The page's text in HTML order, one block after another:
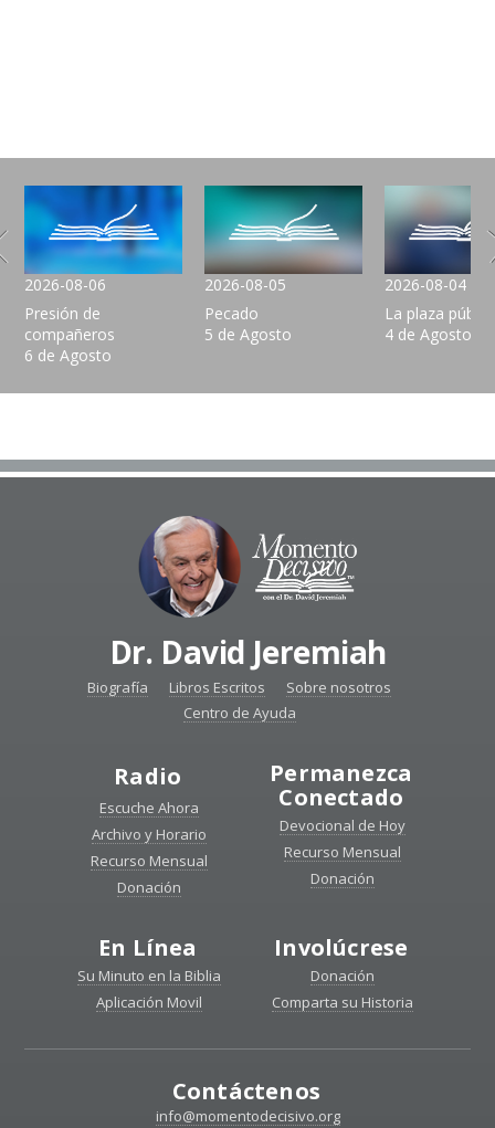
2026-08-06
Presión de
compañeros
6 de Agosto
2026-08-05
Pecado
5 de Agosto
2026-08-04
La plaza
4 de Agosto
Dr. David Jeremiah
Biografía Libros Escritos
Sobre nosotros
Centro de Ayuda
Radio
Escuche Ahora
Archivo y Horario
Recurso Mensual
Donación
Permanezca
Conectado
Devocional de Hoy
Recurso Mensual
Donación
En Línea
Su Minuto en la Biblia
Aplicación Movil
Involúcrese
Donación
Comparta su Historia
Contáctenos
info@momentodecisivo.org